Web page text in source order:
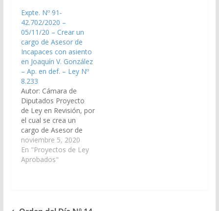
cargo de Asesor de
Incapaces en el
Distrito Judicial del
Centro con Asiento en
la ciudad de General
Güemes. (Expte. Nº 90-
30.982/2022, a la
Comisión de Justicia,
Acuerdos y…
Expte. Nº 91-
42.702/2020 –
05/11/20 – Crear un
cargo de Asesor de
Incapaces con asiento
en Joaquín V. González
– Ap. en def. – Ley Nº
8.233
Autor: Cámara de
Diputados Proyecto
de Ley en Revisión, por
el cual se crea un
cargo de Asesor de
Incapaces con asiento
en la ciudad de Joaquín
V. González,
Acuerdos y
noviembre 5, 2020
En "Proyectos de Ley
Aprobados"